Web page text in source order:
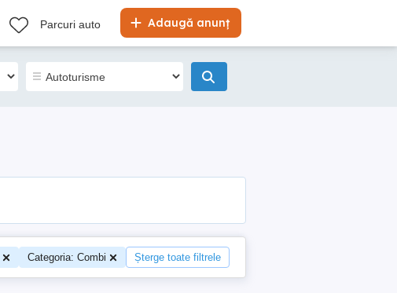
Adaugă anunț
Parcuri auto
Categoria: Combi Șterge toate filtrele